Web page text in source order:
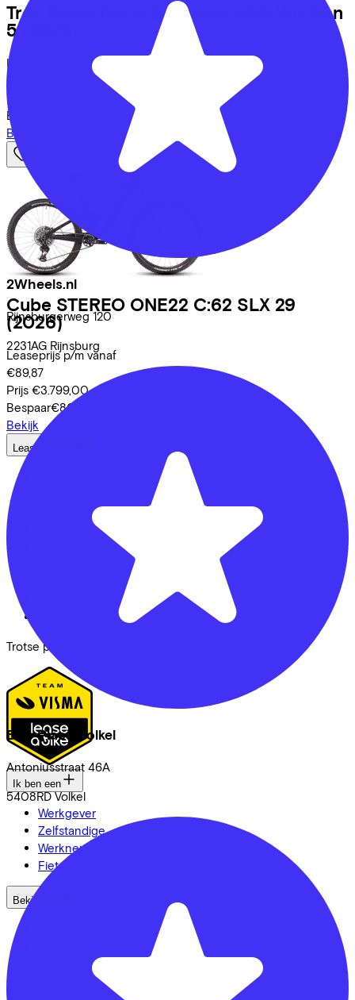
2Wheels.nl
Rijnsburgerweg 120
2231AG Rijnsburg
Bike Place Volkel
Antoniusstraat 46A
5408RD Volkel
Trek
Powerfly+ 4 Equipped 800 Wh Gen
5
Leaseprijs p/m vanaf
€89,87
Prijs
Bespaar
Bekijk
Cube STEREO ONE22 C:62 SLX 29
(2026)
Leaseprijs p/m vanaf
€89,87
Prijs €3.799,00
Bespaar€809,14
Bekijk
Lease a Bike
Security & Privacy
Trotse partner van
Ik ben een
Werkgever
Zelfstandige
Werknemer
Fietsenwinkel
Bekijk ook
Fiets leasen? Bereken je kosten
Fietsplan 2026